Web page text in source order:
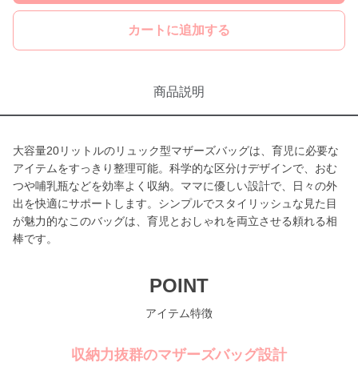
カートに追加する
商品説明
大容量20リットルのリュック型マザーズバッグは、育児に必要な
アイテムをすっきり整理可能。科学的な区分けデザインで、おむ
つや哺乳瓶などを効率よく収納。ママに優しい設計で、日々の外
出を快適にサポートします。シンプルでスタイリッシュな見た目
が魅力的なこのバッグは、育児とおしゃれを両立させる頼れる相
棒です。
POINT
アイテム特徴
収納力抜群のマザーズバッグ設計